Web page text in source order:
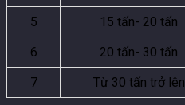
5
15 tấn- 20 tấn
6
20 tấn- 30 tấn
7
Từ 30 tấn trở lên